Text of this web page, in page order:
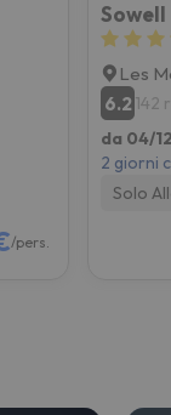
/pers.
Sowell
Les
6.2 142
da 04/
2 giorni
Solo